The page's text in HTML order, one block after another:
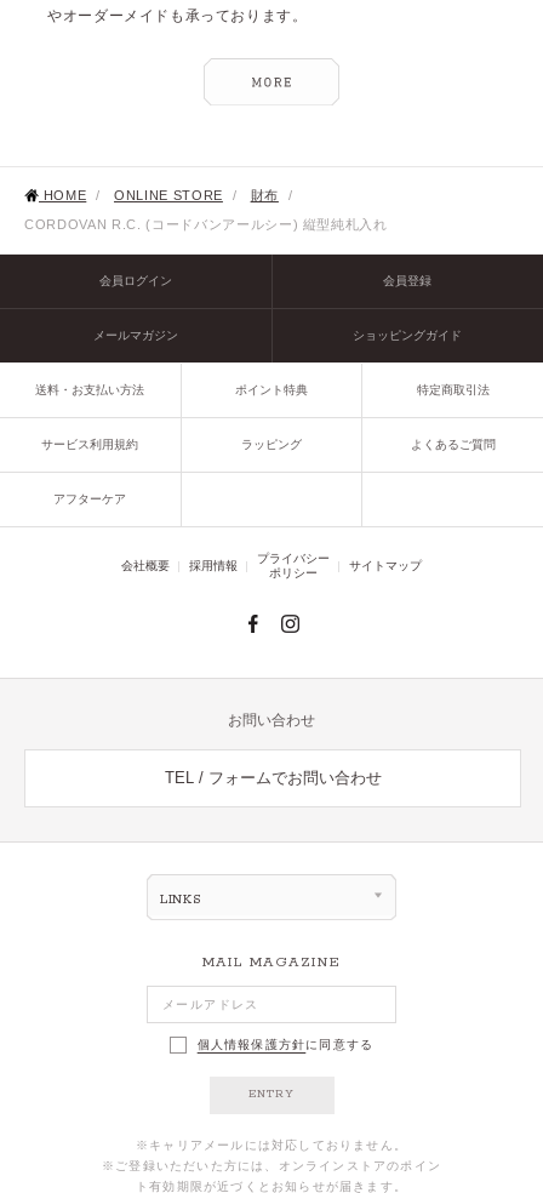
やオーダーメイドも承っております。
HOME / ONLINE STORE / 財布
/
CORDOVAN R.C. (コードバンアールシー) 縦型純札入れ
会員ログイン 会員登録
メールマガジン ショッピングガイド
送料・お支払い方法 ポイント特典 特定商取引法
サービス利用規約 ラッピング よくあるご質問
アフターケア
会社概要 採用情報
プライバシー
ポリシー
サイトマップ
お問い合わせ
TEL / フォームでお問い合わせ
LINKS
MAIL MAGAZINE
個人情報保護方針に同意する
ENTRY
※キャリアメールには対応しておりません。
※ご登録いただいた方には、オンラインストアのポイン
ト有効期限が近づくとお知らせが届きます。